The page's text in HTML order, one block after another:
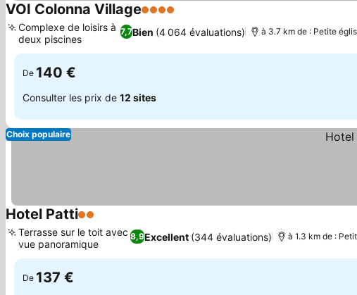
VOI Colonna Village4 Étoiles
7,7Bien (4 064 évaluations)
Complexe de loisirs à
deux piscines
à 3.7 km de : Petite
De 140 €
Consulter les prix de 12 sites
Choix populaire
Hotel Patti2 Étoiles
8,9Excellent (344 évaluations)
Terrasse sur le toit avec
vue panoramique
à 1.3 km de :
De 137 €